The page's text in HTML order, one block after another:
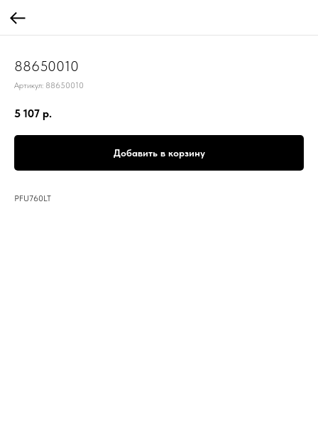
88650010
Артикул: 88650010
5 107 р.
Добавить в корзину
PFU760LT